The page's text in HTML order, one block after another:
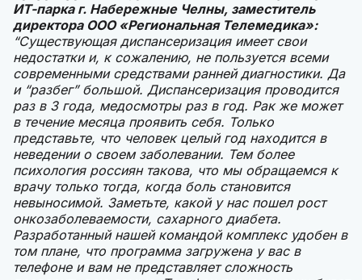
ИТ-парка г. Набережные Челны, заместитель
директора ООО «Региональная Телемедика»:
“Существующая диспансеризация имеет свои
недостатки и, к сожалению, не пользуется всеми
современными средствами ранней диагностики. Да
и “разбег” большой. Диспансеризация проводится
раз в 3 года, медосмотры раз в год. Рак же может
в течение месяца проявить себя. Только
представьте, что человек целый год находится в
неведении о своем заболевании. Тем более
психология россиян такова, что мы обращаемся к
врачу только тогда, когда боль становится
невыносимой. Заметьте, какой у нас пошел рост
онкозаболеваемости, сахарного диабета.
Разработанный нашей командой комплекс удобен в
том плане, что программа загружена у вас в
телефоне и вам не представляет сложность